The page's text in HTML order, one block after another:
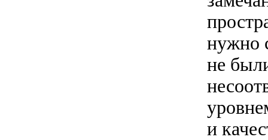
нужно
не
и